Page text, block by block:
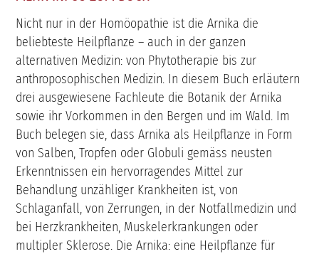
Nicht nur in der Homöopathie ist die Arnika die
beliebteste Heilpflanze – auch in der ganzen
alternativen Medizin: von Phytotherapie bis zur
anthroposophischen Medizin. In diesem Buch erläutern
drei ausgewiesene Fachleute die Botanik der Arnika
sowie ihr Vorkommen in den Bergen und im Wald. Im
Buch belegen sie, dass Arnika als Heilpflanze in Form
von Salben, Tropfen oder Globuli gemäss neusten
Erkenntnissen ein hervorragendes Mittel zur
Behandlung unzähliger Krankheiten ist, von
Schlaganfall, von Zerrungen, in der Notfallmedizin und
bei Herzkrankheiten, Muskelerkrankungen oder
multipler Sklerose. Die Arnika: eine Heilpflanze für